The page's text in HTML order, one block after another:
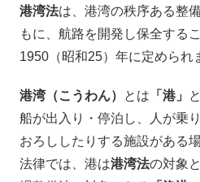
港湾法は、港湾の秩序ある整
もに、航路を開発し保全する
1950（昭和25）年に定められ
港湾（こうわん） とは 「港」
船が出入り・停泊し、人が乗
おろししたりする施設がある
法律では、港は港湾法の対象